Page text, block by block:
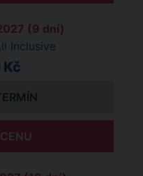
(9 dní)
Inclusive